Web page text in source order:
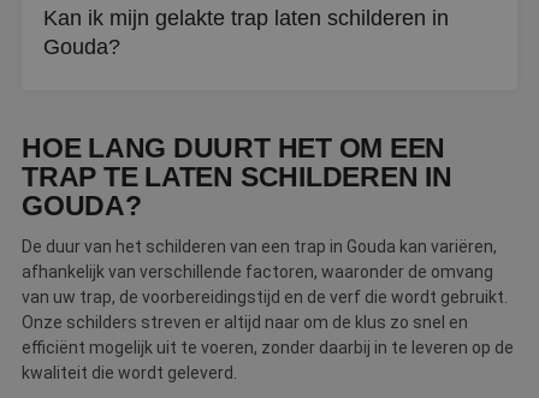
Kan ik mijn gelakte trap laten schilderen in
Gouda?
primer voor goede hechting.
HOE LANG DUURT HET OM EEN
TRAP TE LATEN SCHILDEREN IN
GOUDA?
De duur van het schilderen van een trap in Gouda kan variëren,
afhankelijk van verschillende factoren, waaronder de omvang
van uw trap, de voorbereidingstijd en de verf die wordt gebruikt.
Onze schilders streven er altijd naar om de klus zo snel en
efficiënt mogelijk uit te voeren, zonder daarbij in te leveren op de
kwaliteit die wordt geleverd.